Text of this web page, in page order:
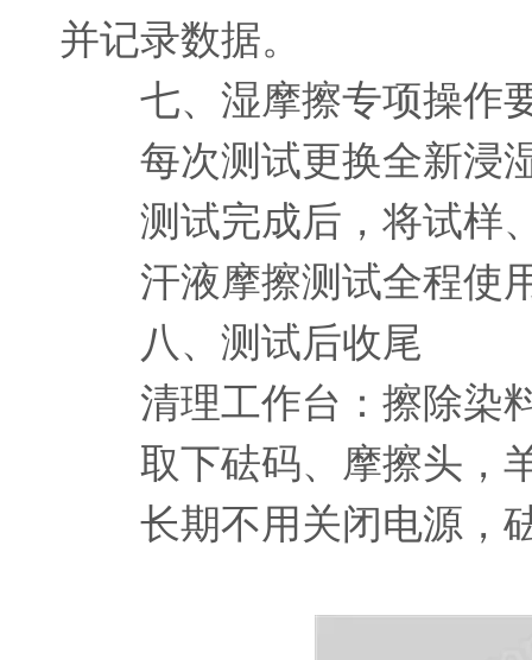
并记录数据。
七、湿摩擦专项操作
每次测试更换全新浸
测试完成后，将试样、
汗液摩擦测试全程使用
八、测试后收尾
清理工作台：擦除染料
取下砝码、摩擦头，羊
长期不用关闭电源，砝